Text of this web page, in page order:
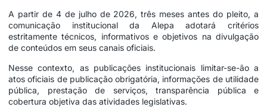
A partir de 4 de julho de 2026, três meses antes do pleito, a
comunicação institucional da Alepa adotará critérios
estritamente técnicos, informativos e objetivos na divulgação
de conteúdos em seus canais oficiais.
Nesse contexto, as publicações institucionais limitar-se-ão a
atos oficiais de publicação obrigatória, informações de utilidade
pública, prestação de serviços, transparência pública e
cobertura objetiva das atividades legislativas.